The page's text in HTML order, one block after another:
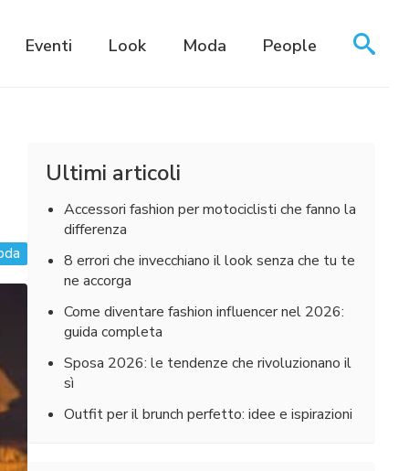
Eventi Look Moda People
Ultimi articoli
Accessori fashion per motociclisti che fanno la
differenza
8 errori che invecchiano il look senza che tu te
ne accorga
Come diventare fashion influencer nel 2026:
guida completa
Sposa 2026: le tendenze che rivoluzionano il
sì
Outfit per il brunch perfetto: idee e ispirazioni